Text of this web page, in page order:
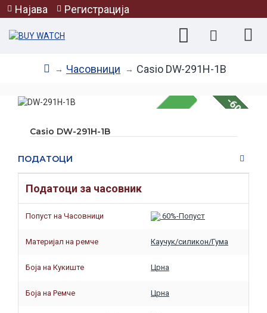
Најава Регистрација
Часовници Casio DW-291H-1B
-60 %
НЕМА НА ЗАЛИХА
Casio DW-291H-1B
ПОДАТОЦИ
Податоци за часовник
Попуст на Часовници 60%-Попуст
Материјал на ремче Каучук/силикон/Гума
Боја на Кукиште Црна
Боја на Ремче Црна